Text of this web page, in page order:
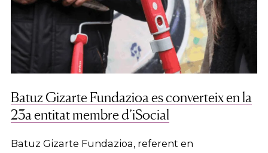
Batuz Gizarte Fundazioa es converteix en la
23a entitat membre d’iSocial
Batuz Gizarte Fundazioa, referent en